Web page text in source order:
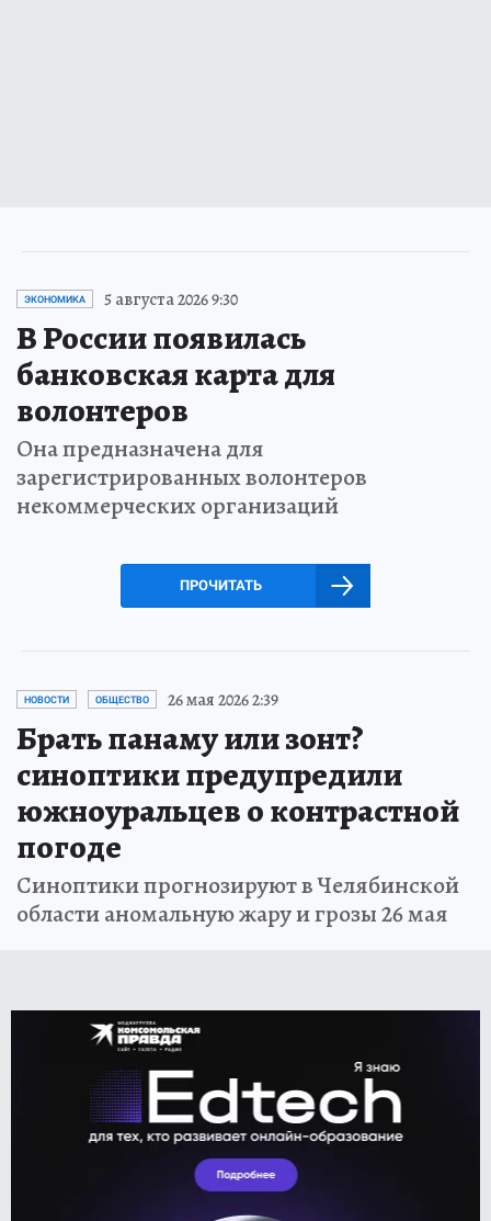
ЭКОНОМИКА 5 августа 2026 9:30
В России появилась
банковская карта для
волонтеров
Она предназначена для
зарегистрированных волонтеров
некоммерческих организаций
ПРОЧИТАТЬ
НОВОСТИ ОБЩЕСТВО 26 мая 2026 2:39
Брать панаму или зонт?
синоптики предупредили
южноуральцев о контрастной
погоде
Синоптики прогнозируют в Челябинской
области аномальную жару и грозы 26 мая